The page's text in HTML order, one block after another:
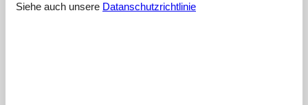
Ein Ruderboot war vorhanden. Rundum ein gelungener
Siehe auch unsere Datanschutzrichtlinie